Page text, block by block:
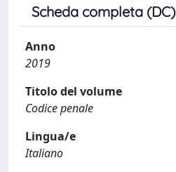
Scheda completa (DC)
Anno
2019
Titolo del volume
Codice penale
Lingua/e
Italiano